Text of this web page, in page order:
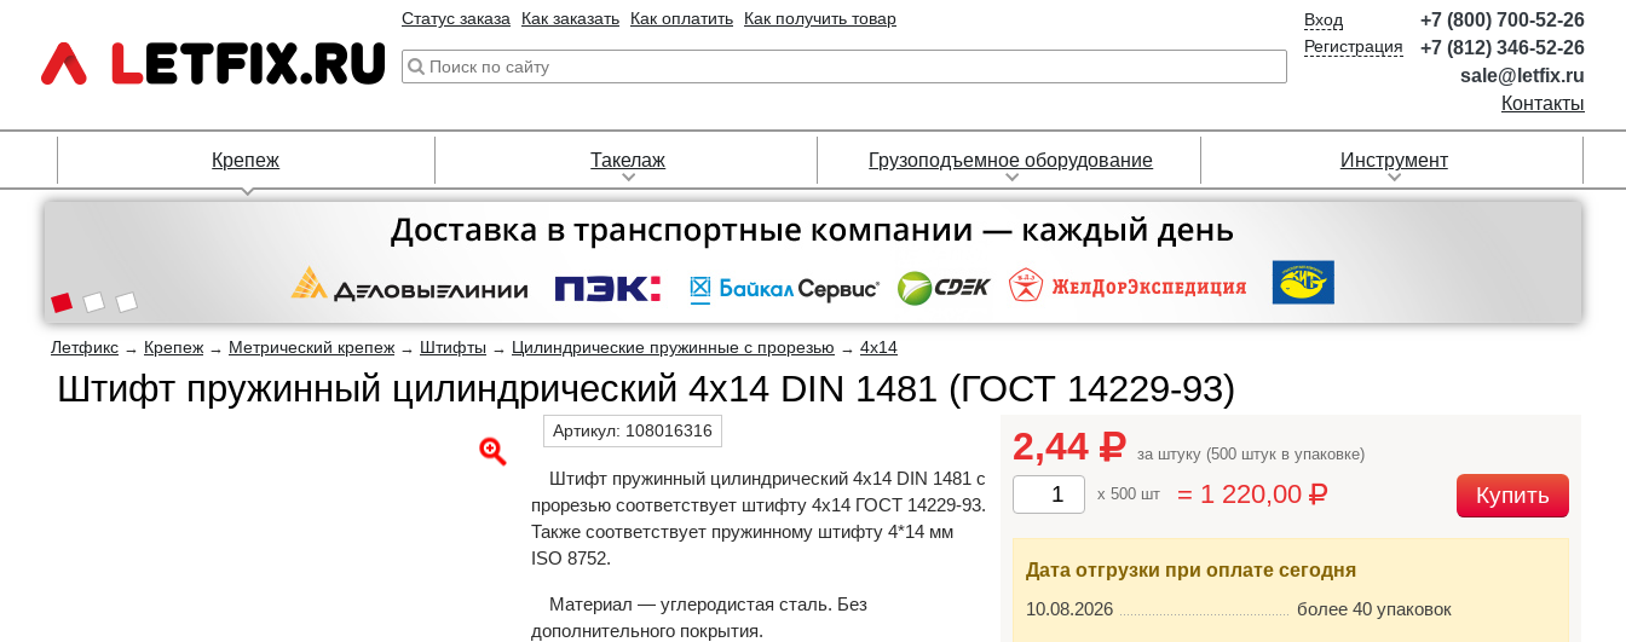
Статус заказа Как заказать Как оплатить Как получить товар
Вход
Регистрация
+7 (800) 700-52-26
+7 (812) 346-52-26
sale@letfix.ru
Контакты
Крепеж Такелаж Грузоподъемное оборудование Инструмент
Летфикс → Крепеж → Метрический крепеж → Штифты → Цилиндрические пружинные с прорезью → 4х14
Штифт пружинный цилиндрический 4х14 DIN 1481 (ГОСТ 14229-93)
Артикул: 108016316
Штифт пружинный цилиндрический 4х14 DIN 1481 с
прорезью соответствует штифту 4х14 ГОСТ 14229-93.
Также соответствует пружинному штифту 4*14 мм
ISO 8752.
Материал — углеродистая сталь. Без
дополнительного покрытия.
2,44 за штуку (500 штук в упаковке)
x 500 шт = 1 220,00 Купить
Дата отгрузки при оплате сегодня
10.08.2026
более 40 упаковок